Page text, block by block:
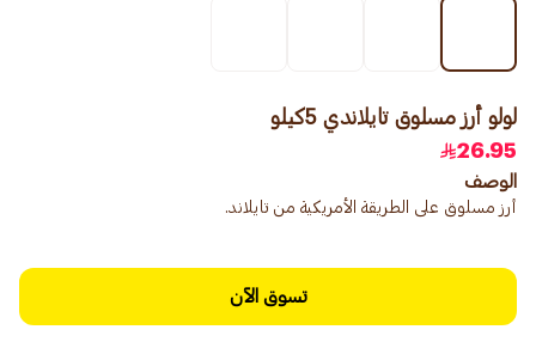
لولو أرز مسلوق تايلاندي 5كيلو
26.95
الوصف
أرز مسلوق على الطريقة الأمريكية من تايلاند.
تسوق الآن